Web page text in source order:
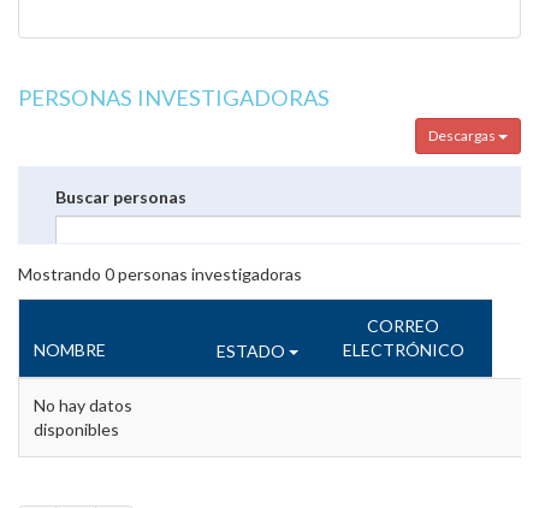
PERSONAS INVESTIGADORAS
Descargas
Buscar personas
Mostrando 0personas investigadoras
NOMBRE ESTADO
CORREO
ELECTRÓNICO
No hay datos
disponibles